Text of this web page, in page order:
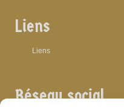
Liens
Liens
Réseau social